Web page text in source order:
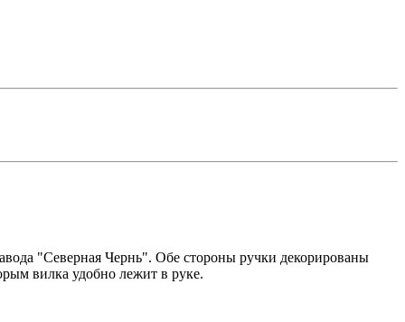
"Северная Чернь". Обе стороны ручки декорированы
вилка удобно лежит в руке.